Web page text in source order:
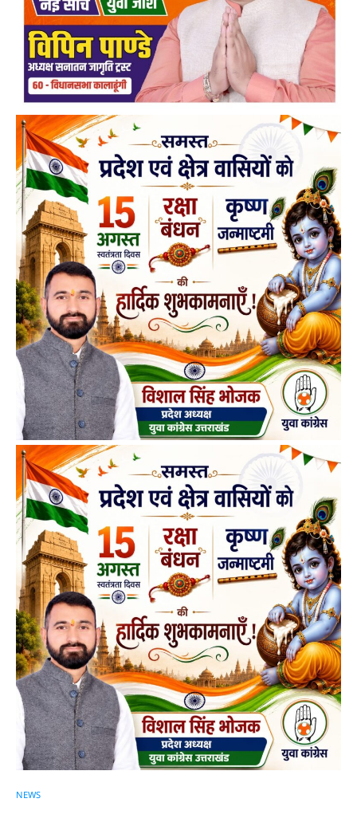
NEWS